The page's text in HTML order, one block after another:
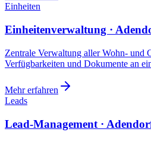
Einheiten
Einheitenverwaltung ·
Zentrale Verwaltung aller Wohn- und
Verfügbarkeiten und Dokumente an
Mehr erfahren
Leads
Lead-Management ·